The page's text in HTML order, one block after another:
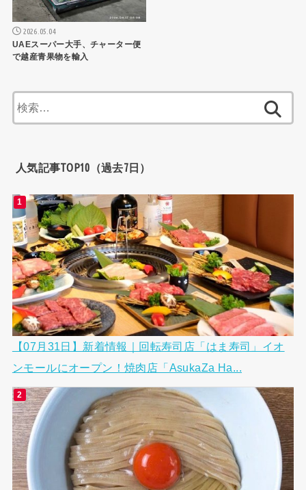
2026.05.04
UAEスーパー大手、チャーター便
で越産青果物を輸入
索:
人気記事TOP10（過去7日）
【07月31日】新着情報｜回転寿司店「はま寿司」イオ
ンモールにオープン！焼肉店「AsukaZa Ha...